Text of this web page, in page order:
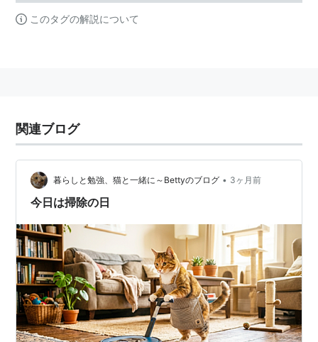
このタグの解説について
関連ブログ
暮らしと勉強、猫と一緒に～Bettyのブログ • 3ヶ月前
今日は掃除の日